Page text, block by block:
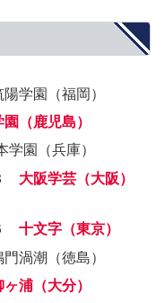
学園（福岡）
（鹿児島）
園（兵庫）
大阪学芸（大阪）
６十文字（東京）
渦潮（徳島）
ヶ浦（大分）